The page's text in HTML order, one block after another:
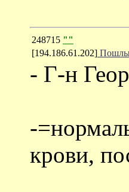
248715 ""
[194.186.61.202]
- Г-н
-
крови,